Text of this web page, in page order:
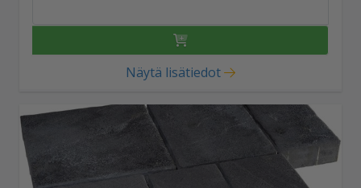
Näytä lisätiedot